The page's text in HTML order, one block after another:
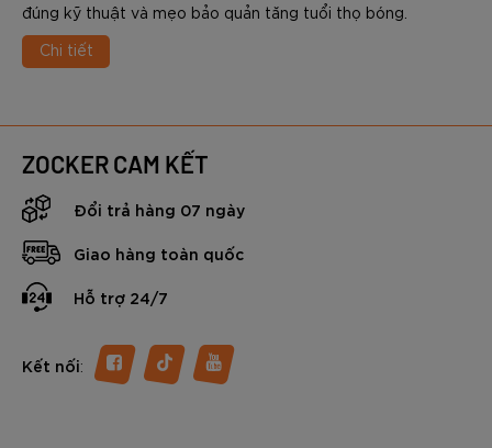
đúng kỹ thuật và mẹo bảo quản tăng tuổi thọ bóng.
Chi tiết
ZOCKER CAM KẾT
Đổi trả hàng 07 ngày
Giao hàng toàn quốc
Hỗ trợ 24/7
Kết nối: